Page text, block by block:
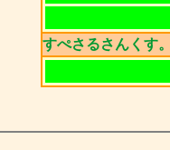
すぺさるさんくす。